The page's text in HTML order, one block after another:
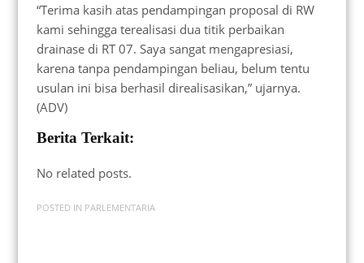
“Terima kasih atas pendampingan proposal di RW
kami sehingga terealisasi dua titik perbaikan
drainase di RT 07. Saya sangat mengapresiasi,
karena tanpa pendampingan beliau, belum tentu
usulan ini bisa berhasil direalisasikan,” ujarnya.
(ADV)
Berita Terkait:
No related posts.
POSTED IN PARLEMENTARIA